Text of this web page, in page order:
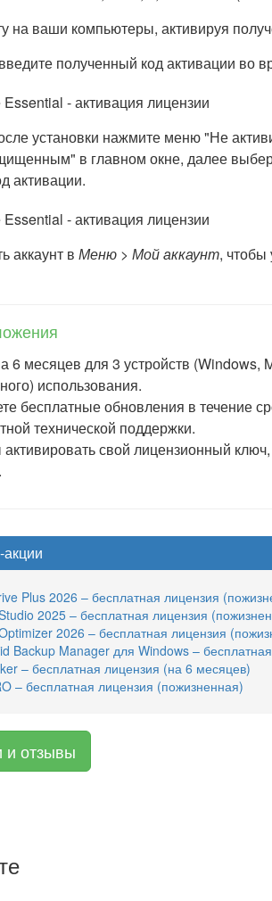
на ваши компьютеры, активируя
полученный код активации во
установки нажмите меню "Не
в главном окне, далее
активации.
аккаунт в Меню > Мой аккаунт, чтобы
6 месяцев для 3 устройств (Windows,
использования.
бесплатные обновления в течение
технической поддержки.
свой лицензионный
Plus 2026 – бесплатная лицензия
2025 – бесплатная лицензия
2026 – бесплатная лицензия
Backup Manager для Windows –
– бесплатная лицензия (на 6 месяцев)
– бесплатная лицензия (пожизненная)